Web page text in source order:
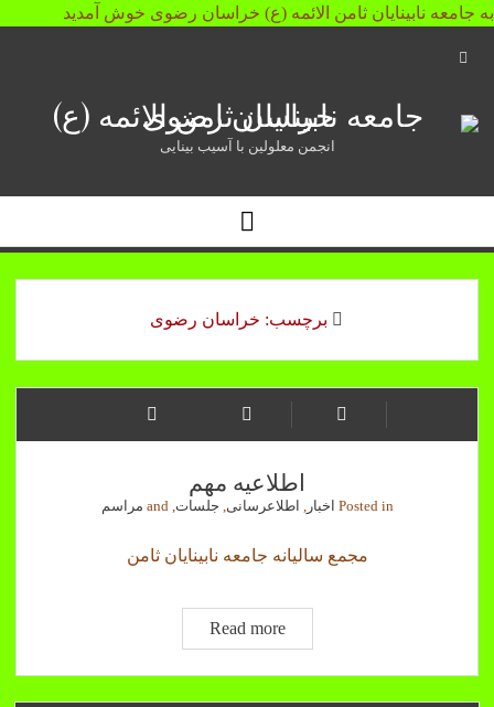
به جامعه نابینایان ثامن الائمه (ع) خراسان رضوی خوش آمدید
Open
جامعه
ثامن
(ع)
رضوی
انجمن معلولین با آسیب بینایی
Open
Menu
برچسب: خراسان رضوی
اطلاعیه مهم
Posted in اخبار, اطلاعرسانی, جلسات, and مراسم
مجمع ساليانه جامعه نابینایان ثامن
Read moreاطلاعیه
مهم